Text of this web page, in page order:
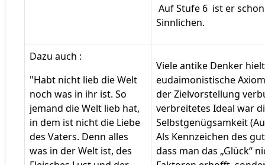
Auf Stufe 6 ist er
Sinnlichen.
Dazu auch :
"Habt nicht lieb die Welt
noch was in ihr ist. So
jemand die Welt lieb hat,
in dem ist nicht die Liebe
des Vaters. Denn alles
was in der Welt ist, des
Viele antike Denker
eudaimonistische
der Zielvorstellung
verbreitetes Ideal war
Selbstgenügsamkeit
Als Kennzeichen des
dass man das „Glück“